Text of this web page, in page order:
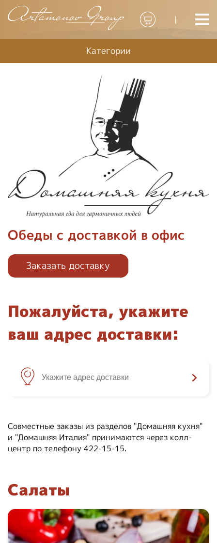
|
Категории
Обеды с доставкой в офис
Заказать доставку
Пожалуйста, укажите
ваш адрес доставки:
Совместные заказы из разделов "Домашняя кухня"
и "Домашняя Италия" принимаются через колл-
центр по телефону 422-15-15.
Салаты